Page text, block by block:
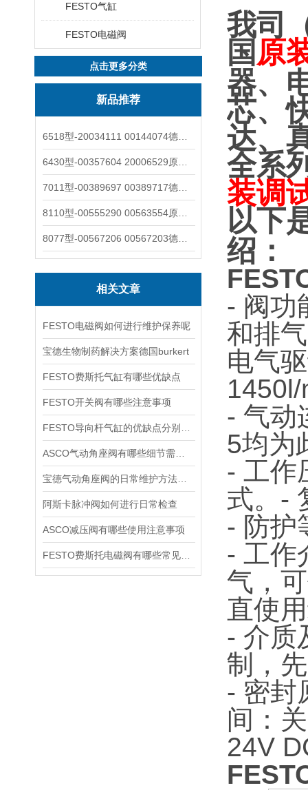
FESTO气缸
FESTO电磁阀
点击更多分类
新品推荐
相关文章
FESTO电磁阀如何进行维护保养呢
宝德生物制药解决方案德国burkert
FESTO费斯托气缸有哪些优缺点
FESTO开关阀有哪些注意事项
阿斯卡脉冲阀如何进行日常检查
ASCO减压阀有哪些使用注意事项
我司
国 原
器、
芯、
达、
全系
装调
以下
绍：
- 阀功
和排
电气
- 气动
5均为
- 工作
式。 -
- 防护
- 工作
气，
直使
- 介
制，
- 密封
间：
24V